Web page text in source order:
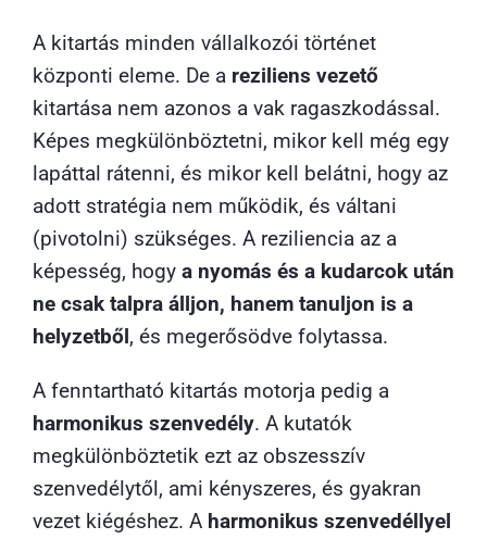
A kitartás minden vállalkozói történet
központi eleme. De a reziliens vezető
kitartása nem azonos a vak ragaszkodással.
Képes megkülönböztetni, mikor kell még egy
lapáttal rátenni, és mikor kell belátni, hogy az
adott stratégia nem működik, és váltani
(pivotolni) szükséges. A reziliencia az a
képesség, hogy a nyomás és a kudarcok után
ne csak talpra álljon, hanem tanuljon is a
helyzetből, és megerősödve folytassa.
A fenntartható kitartás motorja pedig a
harmonikus szenvedély. A kutatók
megkülönböztetik ezt az obszesszív
szenvedélytől, ami kényszeres, és gyakran
vezet kiégéshez. A harmonikus szenvedéllyel